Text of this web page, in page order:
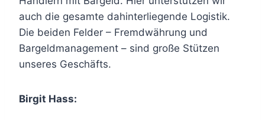
auch die gesamte dahinterliegende Logistik.
Die beiden Felder – Fremdwährung und
Bargeldmanagement – sind große Stützen
unseres Geschäfts.
Birgit Hass: